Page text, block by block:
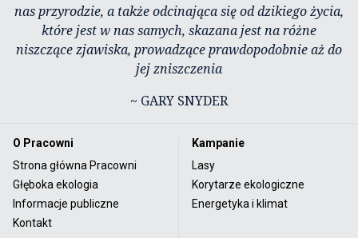
nas przyrodzie, a także odcinająca się od dzikiego życia,
które jest w nas samych, skazana jest na różne
niszczące zjawiska, prowadzące prawdopodobnie aż do
jej zniszczenia
~ GARY SNYDER
O Pracowni
Strona główna Pracowni
Głęboka ekologia
Informacje publiczne
Kontakt
Kampanie
Lasy
Korytarze ekologiczne
Energetyka i klimat